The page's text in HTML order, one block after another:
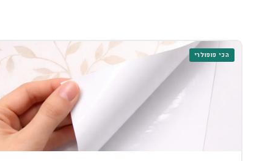
הכי פופולרי